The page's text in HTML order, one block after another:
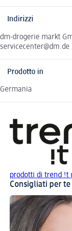
Indirizzi
dm-drogerie markt
servicecenter@dm.de
Prodotto in
Germania
prodotti di trend !t
Consigliati per te